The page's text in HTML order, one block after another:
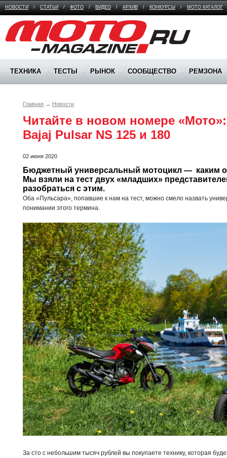
НОВОСТИ / СТАТЬИ / ФОТО / ВИДЕО / АРХИВ / КОНКУРСЫ / МОТО КАТАЛОГ
Moto Magazine
ТЕХНИКА ТЕСТЫ РЫНОК СООБЩЕСТВО РЕМЗОНА
Главная → Новости
Читайте в новом номере
Bajaj Pulsar NS 125 и 180
02 июня 2020
Бюджетный универсальный мотоцикл —  каким
Мы взяли на тест двух «младших»
разобраться с этим.
Оба «Пульсара», попавшие к нам на тест, можно смело назвать
понимании этого термина.
За сто с небольшим тысяч рублей вы покупаете технику, которая